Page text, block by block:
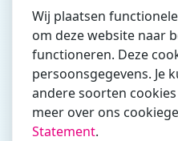
Vul hier bij voorkeur het e-
zakelijk/administratief
Is de contactpersoon ook
Ja
Wij plaatsen
om deze website naar
functioneren. Deze
persoonsgegevens. Je
andere soorten
meer over ons
Statement.